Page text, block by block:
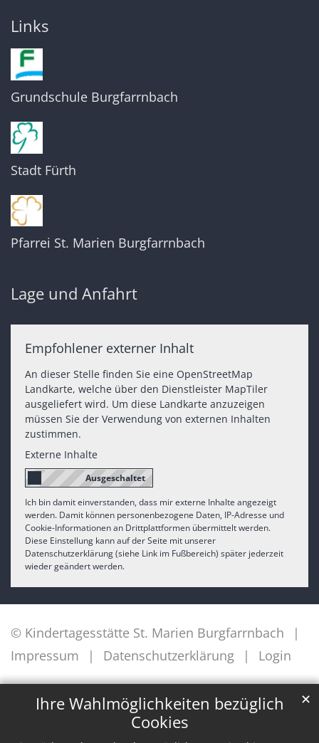
Ihre Wahlmöglichkeiten bezüglich
Cookies
✕
Links
Grundschule Burgfarrnbach
Stadt Fürth
Pfarrei St. Marien Burgfarrnbach
Lage und Anfahrt
Empfohlener externer Inhalt
An dieser Stelle finden Sie eine OpenStreetMap
Landkarte, welche über den Dienstleister MapTiler
ausgeliefert wird. Um diese Landkarte anzuzeigen
müssen Sie der Verwendung von externen Inhalten
zustimmen.
Externe Inhalte
Ich bin damit einverstanden, dass mir externe Inhalte angezeigt
werden. Damit können personenbezogene Daten, IP-Adresse und
Cookie-Informationen an Drittplattformen übermittelt werden.
Diese Einstellung kann auf der Seite mit unserer
Datenschutzerklärung (siehe Link im Fußbereich) später jederzeit
wieder geändert werden.
© Kindertagesstätte St. Marien Burgfarrnbach
Impressum
Datenschutzerklärung Login